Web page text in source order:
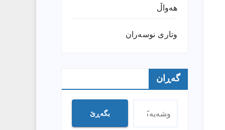
هەواڵ
وتارى نوسەران
گەڕان
بگەڕێ